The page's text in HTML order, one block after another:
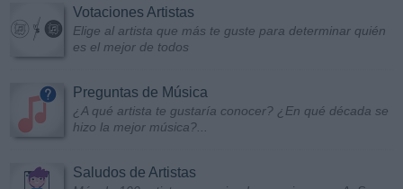
Votaciones Artistas
Elige al artista que más te guste para determinar quién
es el mejor de todos
Preguntas de Música
¿A qué artista te gustaría conocer? ¿En qué década se
hizo la mejor música?...
Saludos de Artistas